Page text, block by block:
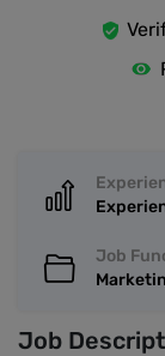
Job
Job